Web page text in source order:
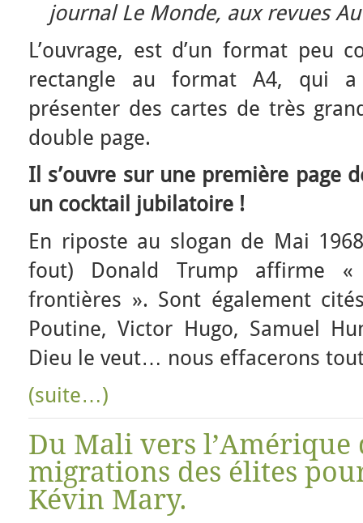
journal Le Monde, aux revues
L’ouvrage, est d’un format peu
rectangle au format A4, qui a
présenter des cartes de très
double page.
Il s’ouvre sur une première page
un cocktail jubilatoire !
En riposte au slogan de Mai
fout) Donald Trump affirme
frontières ». Sont également
Poutine, Victor Hugo, Samuel
Dieu le veut… nous effacerons
(suite…)
Du Mali vers l’Amérique
migrations des élites
Kévin Mary.